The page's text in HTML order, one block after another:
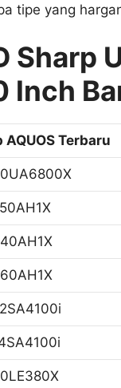
tipe yang
Sharp
Inch
AQUOS Terbaru